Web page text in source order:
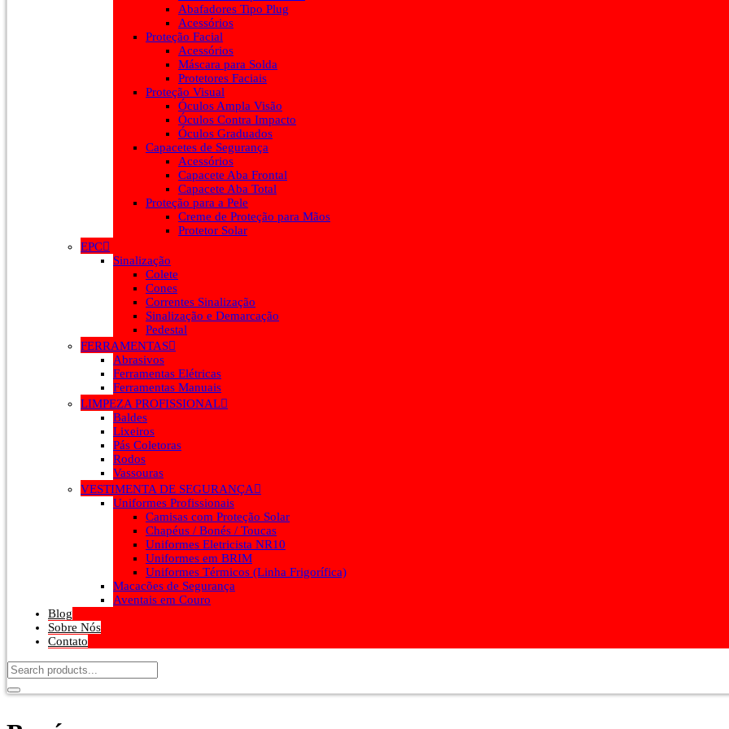
Abafadores Tipo Plug
Acessórios
Proteção Facial
Acessórios
Máscara para Solda
Protetores Faciais
Proteção Visual
Óculos Ampla Visão
Óculos Contra Impacto
Óculos Graduados
Capacetes de Segurança
Acessórios
Capacete Aba Frontal
Capacete Aba Total
Proteção para a Pele
Creme de Proteção para Mãos
Protetor Solar
EPC
Sinalização
Colete
Cones
Correntes Sinalização
Sinalização e Demarcação
Pedestal
FERRAMENTAS
Abrasivos
Ferramentas Elétricas
Ferramentas Manuais
LIMPEZA PROFISSIONAL
Baldes
Lixeiros
Pás Coletoras
Rodos
Vassouras
VESTIMENTA DE SEGURANÇA
Uniformes Profissionais
Camisas com Proteção Solar
Chapéus / Bonés / Toucas
Uniformes Eletricista NR10
Uniformes em BRIM
Uniformes Térmicos (Linha Frigorífica)
Macacões de Segurança
Aventais em Couro
Blog
Sobre Nós
Contato